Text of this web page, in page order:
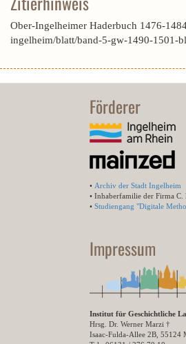
Ober-Ingelheimer Haderbuch 1476-
ingelheim/blatt/band-5-gw-1490-1501-
Förderer
• Archiv der Stadt Ingelheim
• Inhaberfamilie der Firma
• Studiengang "Digitale
Impressum
Institut für Geschichtliche
Hrsg. Dr. Werner Marzi †
Isaac-Fulda-Allee 2B, 55124